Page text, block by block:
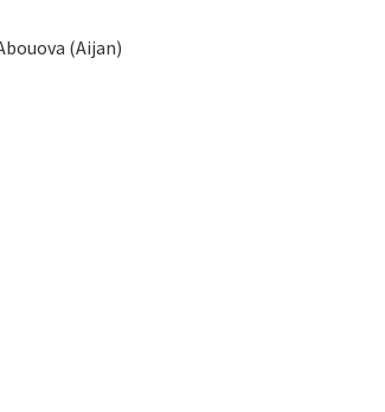
(Aijan)